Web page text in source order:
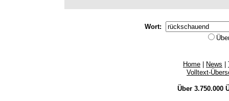
Wort:
Home News
Volltext-
Über 3.750.000